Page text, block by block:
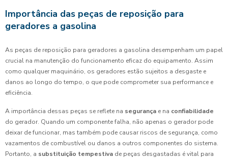
Importância das peças de reposição para
geradores a gasolina
As peças de reposição para geradores a gasolina desempenham um papel
crucial na manutenção do funcionamento eficaz do equipamento. Assim
como qualquer maquinário, os geradores estão sujeitos a desgaste e
danos ao longo do tempo, o que pode comprometer sua performance e
eficiência.
A importância dessas peças se reflete na segurança e na confiabilidade
do gerador. Quando um componente falha, não apenas o gerador pode
deixar de funcionar, mas também pode causar riscos de segurança, como
vazamentos de combustível ou danos a outros componentes do sistema.
Portanto, a substituição tempestiva de peças desgastadas é vital para